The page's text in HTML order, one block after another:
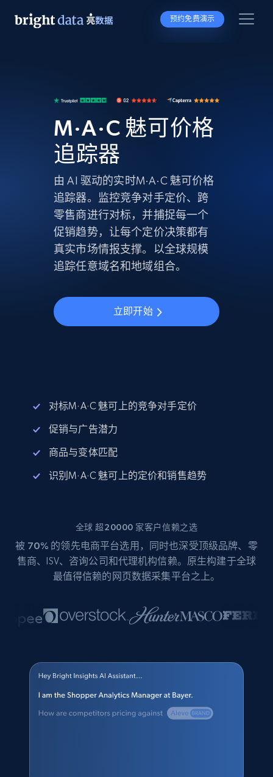
预约免费演示
M·A·C 魅可价格
追踪器
由 AI 驱动的实时M·A·C 魅可价格
追踪器。监控竞争对手定价、跨
零售商进行对标，并捕捉每一个
促销趋势，让每个定价决策都有
真实市场情报支撑。以全球规模
追踪任意域名和地域组合。
立即开始
对标M·A·C 魅可上的竞争对手定价
促销与广告潜力
商品与变体匹配
识别M·A·C 魅可上的定价和销售趋势
全球 超20000 家客户信赖之选
被 70% 的领先电商平台选用，同时也深受顶级品牌、零
售商、ISV、咨询公司和代理机构信赖。原生构建于全球
最值得信赖的网页数据采集平台之上。